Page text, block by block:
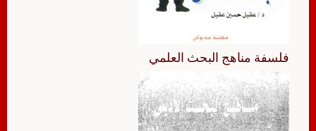
فلسفة مناهج البحث العلمي